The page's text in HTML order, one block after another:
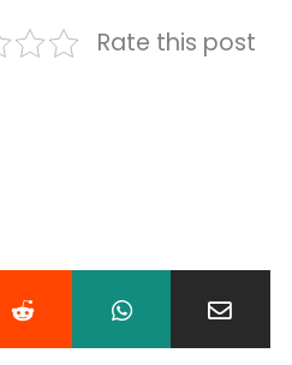
Rate this post